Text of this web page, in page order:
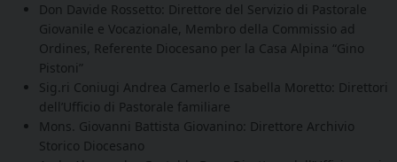
Don Davide Rossetto: Direttore del Servizio di Pastorale
Giovanile e Vocazionale, Membro della Commissio ad
Ordines, Referente Diocesano per la Casa Alpina “Gino
Pistoni”
Sig.ri Coniugi Andrea Camerlo e Isabella Moretto: Direttori
dell’Ufficio di Pastorale familiare
Mons. Giovanni Battista Giovanino: Direttore Archivio
Storico Diocesano